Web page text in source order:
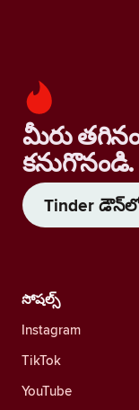
మీరు
కనుగొనండి.
Tinder
సోషల్స్
Instagram
TikTok
YouTube